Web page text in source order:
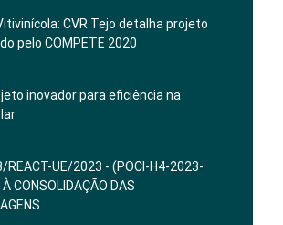
CVR Tejo detalha projeto
pelo COMPETE 2020
inovador para eficiência na
REACT-UE/2023 - (POCI-H4-2023-
CONSOLIDAÇÃO DAS